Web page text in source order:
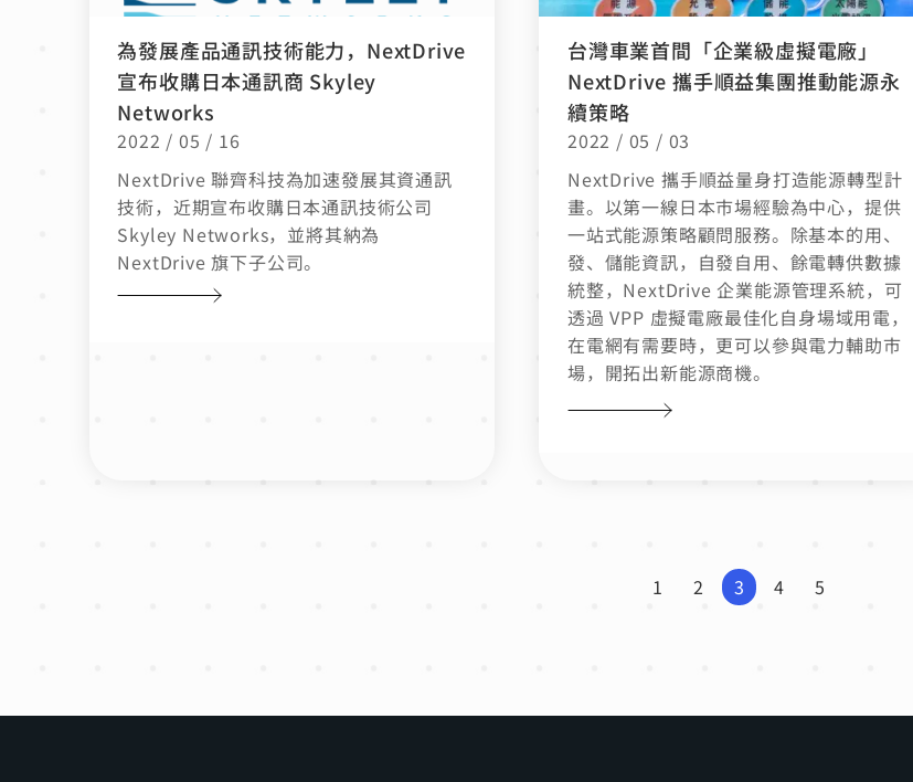
為發展產品通訊技術能力，NextDrive
宣布收購日本通訊商 Skyley
Networks
2022 / 05 / 16
NextDrive 聯齊科技為加速發展其資通訊
技術，近期宣布收購日本通訊技術公司
Skyley Networks，並將其納為
NextDrive 旗下子公司。
台灣車業首間「企業級虛擬電廠」
NextDrive 攜手順益集團推動能源永
續策略
2022 / 05 / 03
NextDrive 攜手順益量身打造能源轉型計
畫。以第一線日本市場經驗為中心，提供
一站式能源策略顧問服務。除基本的用、
發、儲能資訊，自發自用、餘電轉供數據
統整，NextDrive 企業能源管理系統，可
透過 VPP 虛擬電廠最佳化自身場域用電，
在電網有需要時，更可以參與電力輔助市
場，開拓出新能源商機。
1 2 3 4 5